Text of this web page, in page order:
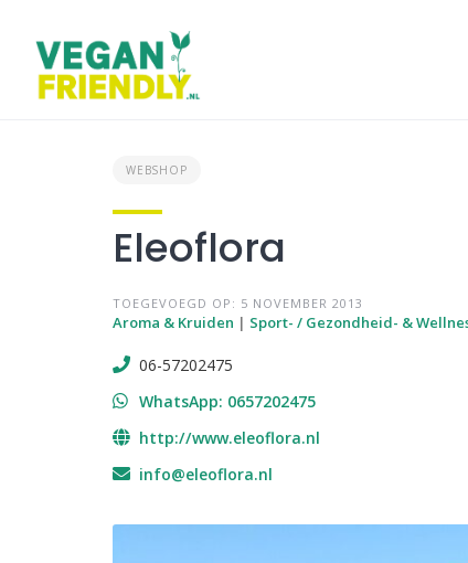
content
WEBSHOP
Eleoflora
TOEGEVOEGD OP: 5 NOVEMBER 2013
Aroma & Kruiden | Sport- / Gezondheid- &
06-57202475
WhatsApp: 0657202475
http://www.eleoflora.nl
info@eleoflora.nl